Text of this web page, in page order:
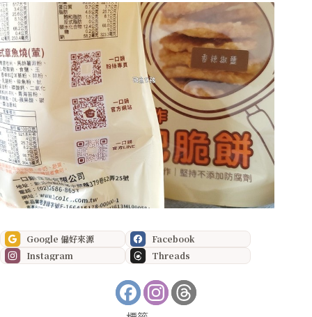
Google 偏好來源
Facebook
Instagram
Threads